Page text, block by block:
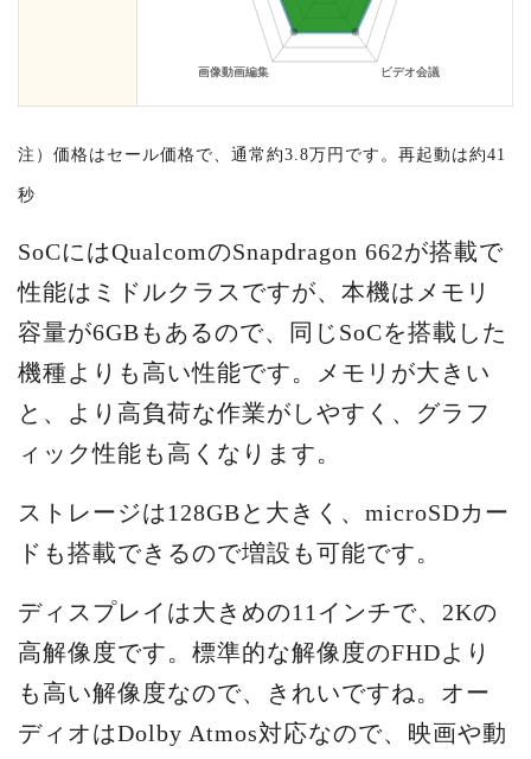
注）価格はセール価格で、通常約3.8万円です。再起動は約41
秒
SoCにはQualcomのSnapdragon 662が搭載で
性能はミドルクラスですが、本機はメモリ
容量が6GBもあるので、同じSoCを搭載した
機種よりも高い性能です。メモリが大きい
と、より高負荷な作業がしやすく、グラフ
ィック性能も高くなります。
ストレージは128GBと大きく、microSDカー
ドも搭載できるので増設も可能です。
ディスプレイは大きめの11インチで、2Kの
高解像度です。標準的な解像度のFHDより
も高い解像度なので、きれいですね。オー
ディオはDolby Atmos対応なので、映画や動